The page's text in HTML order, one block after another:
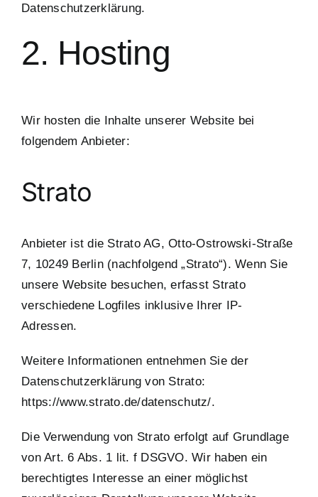
Datenschutzerklärung.
2. Hosting
Wir hosten die Inhalte unserer Website bei
folgendem Anbieter:
Strato
Anbieter ist die Strato AG, Otto-Ostrowski-Straße
7, 10249 Berlin (nachfolgend „Strato“). Wenn Sie
unsere Website besuchen, erfasst Strato
verschiedene Logfiles inklusive Ihrer IP-
Adressen.
Weitere Informationen entnehmen Sie der
Datenschutzerklärung von Strato:
https://www.strato.de/datenschutz/.
Die Verwendung von Strato erfolgt auf Grundlage
von Art. 6 Abs. 1 lit. f DSGVO. Wir haben ein
berechtigtes Interesse an einer möglichst